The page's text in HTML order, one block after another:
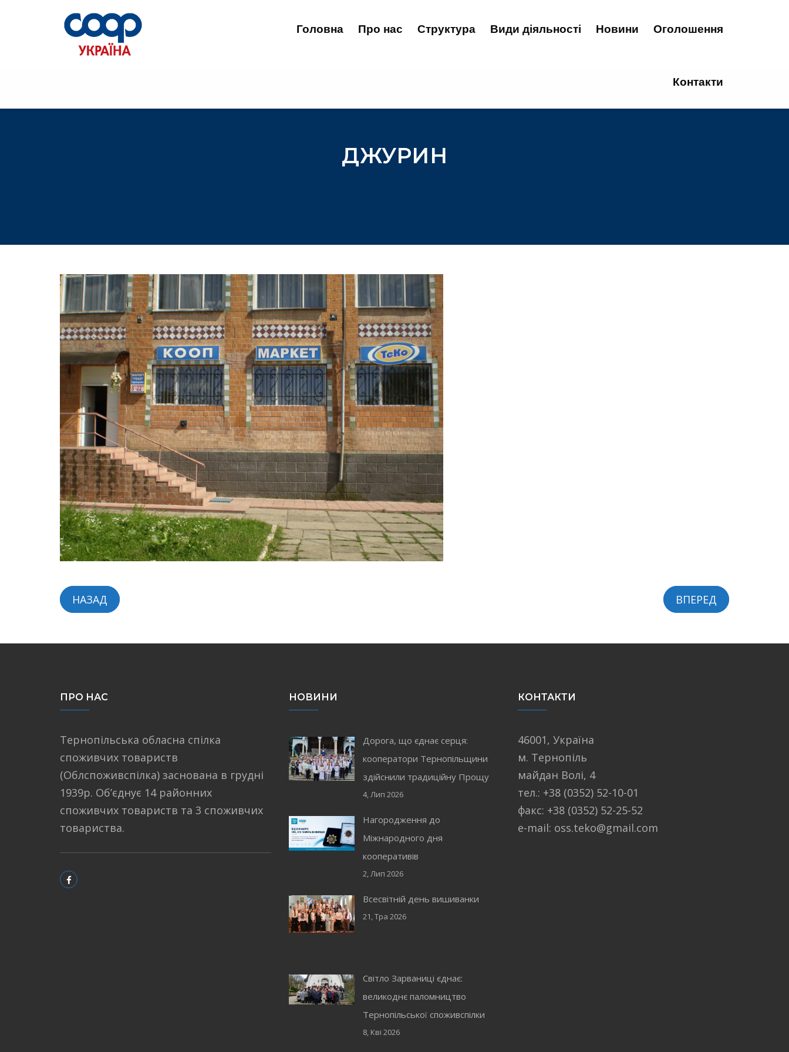
Головна Про нас Структура Види діяльності Новини Оголошення
Контакти
ДЖУРИН
НАЗАД ВПЕРЕД
ПРО НАС
Тернопільська обласна спілка
споживчих товариств
(Облспоживспілка) заснована в грудні
1939р. Об’єднує 14 районних
споживчих товариств та 3 споживчих
товариства.
НОВИНИ
Дорога, що єднає серця:
кооператори Тернопільщини
здійснили традиційну Прощу
4, Лип 2026
Нагородження до
Міжнародного дня
кооперативів
2, Лип 2026
Всесвітній день вишиванки
21, Тра 2026
Світло Зарваниці єднає:
великоднє паломництво
Тернопільської споживспілки
8, Кві 2026
КОНТАКТИ
46001, Україна
м. Тернопіль
майдан Волі, 4
тел.: +38 (0352) 52-10-01
факс: +38 (0352) 52-25-52
e-mail: oss.teko@gmail.com